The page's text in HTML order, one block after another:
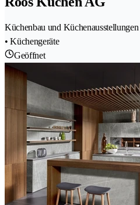
Küchenbau und
• Küchengeräte
Geöffnet